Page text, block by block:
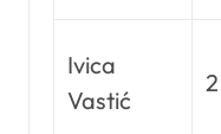
Ivica
Vastić
2